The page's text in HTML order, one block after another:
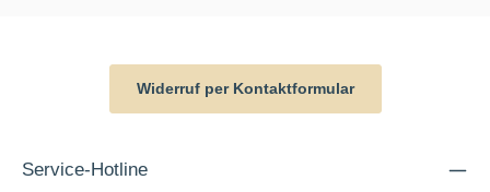
Widerruf per Kontaktformular
Service-Hotline